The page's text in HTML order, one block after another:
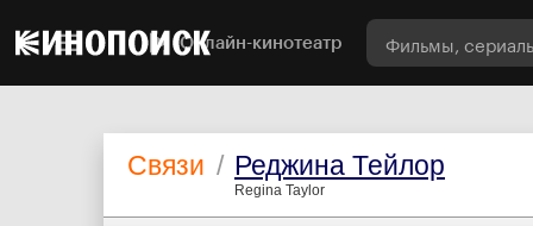
Онлайн-кинотеатр
Связи / Реджина Тейлор
Regina Taylor